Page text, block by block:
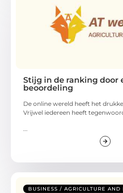
Stijg in de ranking door
beoordeling
De online wereld heeft het
Vrijwel iedereen heeft
BUSINESS / AGRICULTURE AND